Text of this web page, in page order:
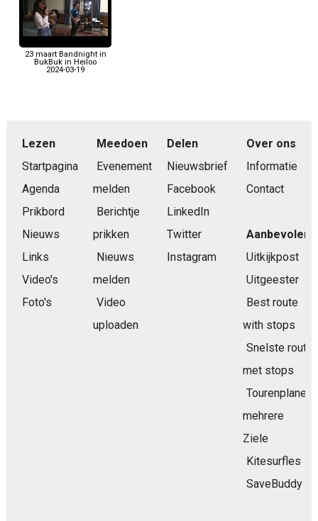
23 maart Bandnight in
BukBuk in Heiloo
2024-03-19
Lezen
Startpagina
Agenda
Prikbord
Nieuws
Links
Video's
Foto's
Meedoen
Evenement
melden
Berichtje
prikken
Nieuws
melden
Video
uploaden
Delen
Nieuwsbrief
Facebook
LinkedIn
Twitter
Instagram
Over ons
Informatie
Contact
Aanbevolen
Uitkijkpost
Uitgeester
Best route
with stops
Snelste route
met stops
Tourenplaner
mehrere
Ziele
Kitesurfles
SaveBuddy